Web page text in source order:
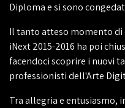
Diploma e si sono
Il tanto atteso momento di
iNext 2015-2016 ha poi
facendoci scoprire i nuovi
professionisti dell'Arte
Tra allegria e entusiasmo,